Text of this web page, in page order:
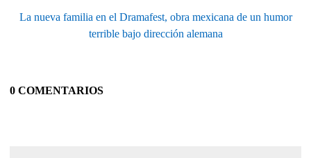
La nueva familia en el Dramafest, obra mexicana de un humor
terrible bajo dirección alemana
0 COMENTARIOS